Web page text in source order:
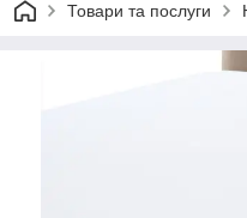
Товари та послуги